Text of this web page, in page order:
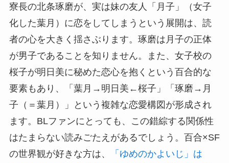
寮長の北条琢磨が、実は妹の友人「月子」（女子
化した葉月）に恋をしてしまうという展開は、読
者の心を大きく揺さぶります。琢磨は月子の正体
が男子であることを知りません。また、女子校の
桜子が明日美に秘めた恋心を抱くという百合的な
要素もあり、「葉月→明日美←桜子」「琢磨→月
子（＝葉月）」という複雑な恋愛構図が形成され
ます。BLファンにとっても、この錯綜する関係性
はたまらない読みごたえがあるでしょう。百合×SF
の世界観が好きな方は、
「ゆめのかよいじ」は